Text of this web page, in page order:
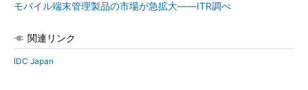
モバイル端末管理製品の市場が急拡大――ITR調べ
関連リンク
IDC Japan